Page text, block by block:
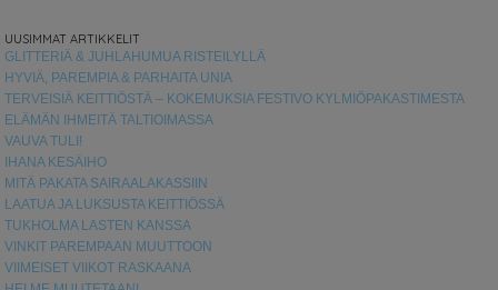
UUSIMMAT ARTIKKELIT
GLITTERIÄ & JUHLAHUMUA RISTEILYLLÄ
HYVIÄ, PAREMPIA & PARHAITA UNIA
TERVEISIÄ KEITTIÖSTÄ – KOKEMUKSIA FESTIVO KYLMIÖPAKASTIMESTA
ELÄMÄN IHMEITÄ TALTIOIMASSA
VAUVA TULI!
IHANA KESÄIHO
MITÄ PAKATA SAIRAALAKASSIIN
LAATUA JA LUKSUSTA KEITTIÖSSÄ
TUKHOLMA LASTEN KANSSA
VINKIT PAREMPAAN MUUTTOON
VIIMEISET VIIKOT RASKAANA